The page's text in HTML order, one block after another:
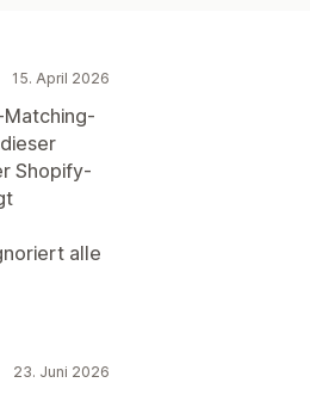
15. April 2026
Matching-
Shopify-
alle
23. Juni 2026